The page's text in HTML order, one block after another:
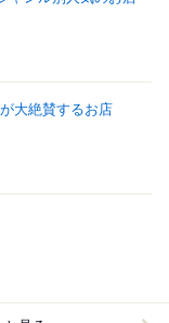
大絶賛するお店